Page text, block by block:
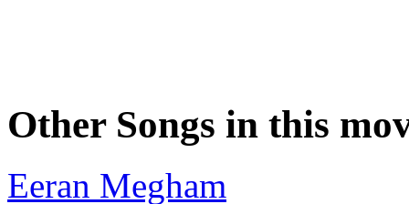
Other Songs in this
Eeran Megham